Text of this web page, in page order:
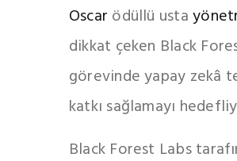
Oscar ödüllü usta
dikkat çeken Black
görevinde yapay zekâ
katkı sağlamayı
Black Forest Labs